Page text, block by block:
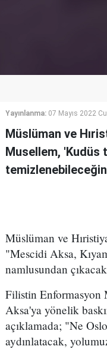
Yayınlanma: 07 Mayıs 2022
Müslüman ve
Musellem, 'Kudüs
Müslüman ve
"Mescidi Aksa,
namlusundan
Filistin Enformasyon
Aksa'ya yönelik
açıklamada; "Ne
aydınlatacak,